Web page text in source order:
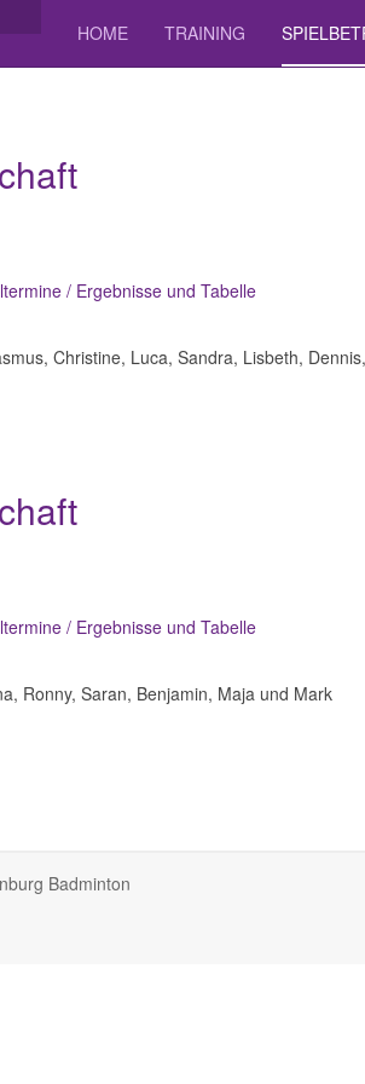
HOME TRAINING
/ Ergebnisse und Tabelle
Christine, Luca, Sandra, Lisbeth,
/ Ergebnisse und Tabelle
Ronny, Saran, Benjamin, Maja und Mark
Badminton